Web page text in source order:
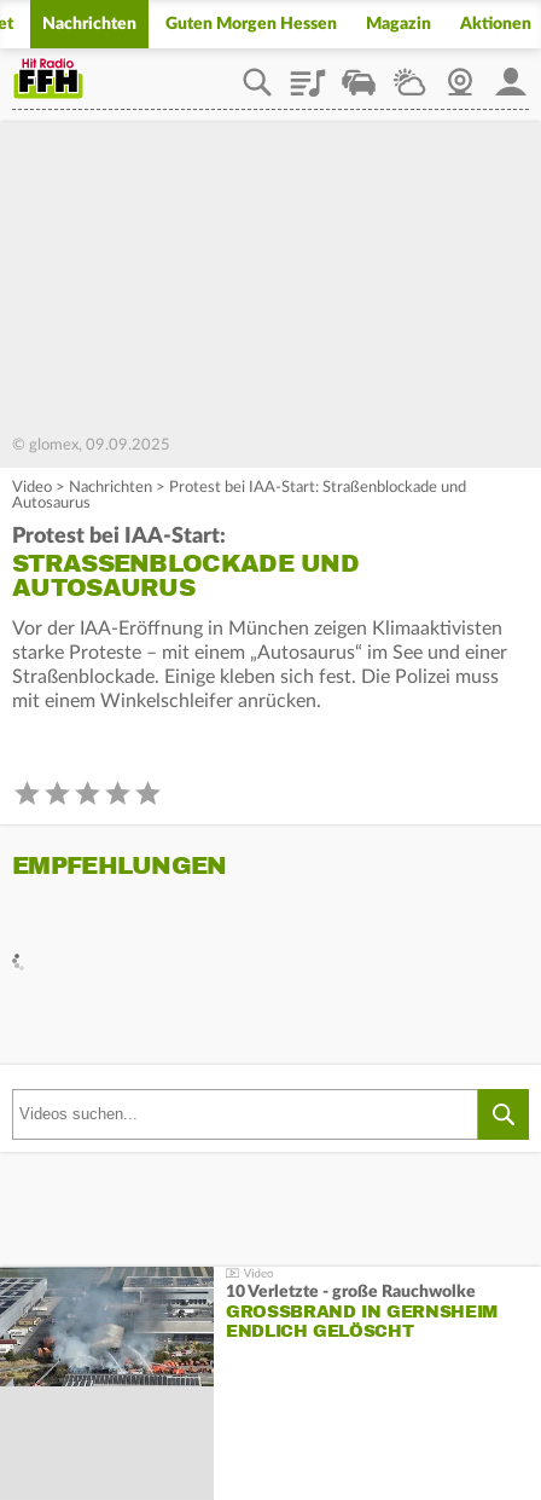
Nachrichten Guten Morgen Hessen Magazin Aktionen
PlaylistStaupilotWetterWebcam
© glomex, 09.09.2025
Video > Nachrichten > Protest bei IAA-Start: Straßenblockade und
Autosaurus
Protest bei IAA-Start:
STRASSENBLOCKADE UND A
UTOSAURUS
Vor der IAA-Eröffnung in München zeigen Klimaaktivisten
starke Proteste – mit einem „Autosaurus“ im See und einer
Straßenblockade. Einige kleben sich fest. Die Polizei muss
mit einem Winkelschleifer anrücken.
EMPFEHLUNGEN
10 Verletzte - große Rauchwolke
GROSSBRAND IN GERNSHEIM E
NDLICH GELÖSCHT